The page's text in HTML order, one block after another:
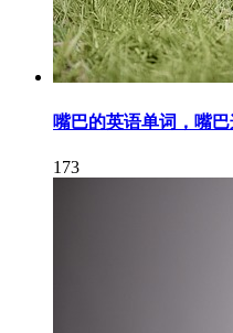
嘴巴的英语单词，嘴
173